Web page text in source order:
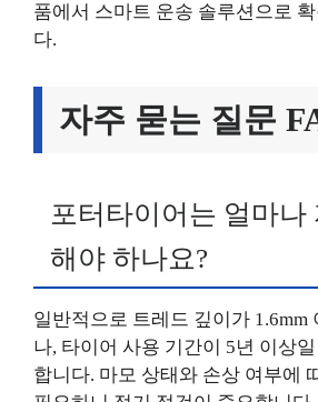
품에서 스마트 운송 솔루션으로
다.
자주 묻는 질문
포터타이어는 얼마나
해야 하나요?
일반적으로 트레드 깊이가 1.6mm
나, 타이어 사용 기간이 5년 이상
합니다. 마모 상태와 손상 여부에